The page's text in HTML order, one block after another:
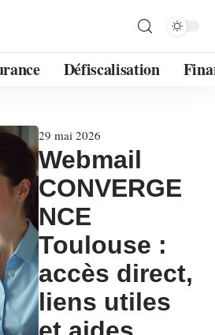
Défiscalisation
29 mai 2026
Webmail
CONVERGE
NCE
Toulouse :
accès direct,
liens utiles